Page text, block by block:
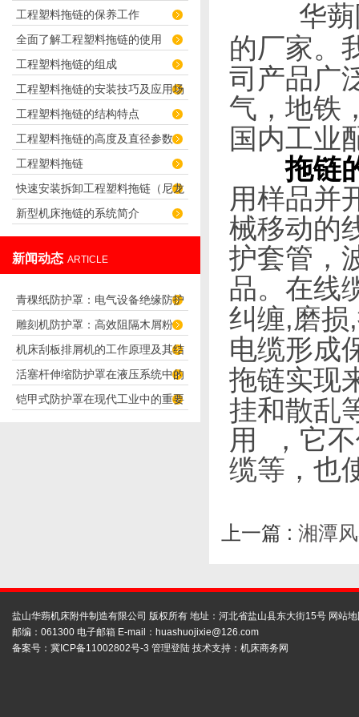
君选择！
工程塑料拖链的保养工作
全面了解工程塑料拖链的使用
工程塑料拖链的组成
工程塑料拖链的安装技巧及应用场
合
工程塑料拖链的结构特点
工程塑料拖链的高度及直径参数
工程塑料拖链
快速安装拆卸工程塑料拖链（尼龙
拖链）的技巧
新型机床拖链的系统简介
新闻动态 ARTICLE
青稞纸防护罩：电气设备绝缘防护
专用方案
雕刻机防护罩：高效阻隔木屑粉
尘，守护设备精度与安全
机床刮板排屑机的工作原理及其结
构分析
活塞杆伸缩防护罩在液压系统中的
应用
铠甲式防护罩在现代工业中的重要
华
的厂家。
司产品广
气，地铁
国内工业
拖链
用样品并
械移动的
护套管，
品。在线
纠缠,磨损,
电缆形成
拖链实现
挂和散乱
用
，它
缆等，也
上一篇 : 湘潭
盐山华蒴机床附件制造有限公司 版权所有 地址：河北省盐山县东大街15号 网站
邮编：061300 电子邮箱 E-mail： huashuojixie@126.com
备案号： 冀ICP备11002802号-3 管理登陆 技术支持： 机床商务网